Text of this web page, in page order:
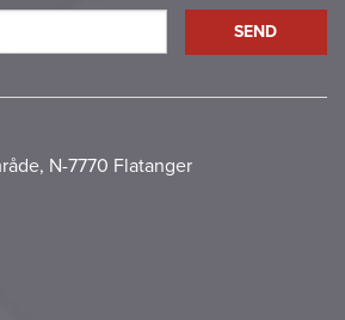
N-7770 Flatanger